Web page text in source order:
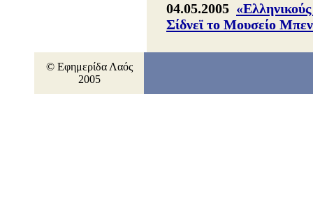
04.05.2005
Σίδνεϊ το Μουσείο
© Εφημερίδα Λαός
2005